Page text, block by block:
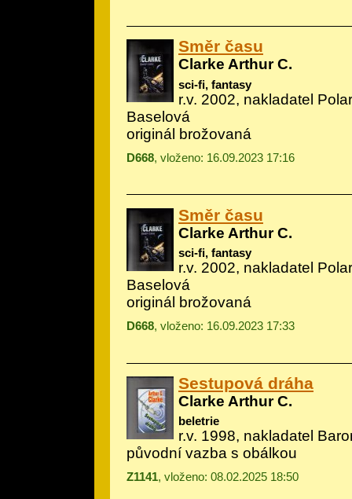
Směr času
Clarke Arthur C.
sci-fi, fantasy
r.v. 2002, nakladatel
Baselová
originál brožovaná
D668, vloženo: 16.09.2023 17:16
Směr času
Clarke Arthur C.
sci-fi, fantasy
r.v. 2002, nakladatel
Baselová
originál brožovaná
D668, vloženo: 16.09.2023 17:33
Sestupová dráha
Clarke Arthur C.
beletrie
r.v. 1998, nakladatel
původní vazba s obálkou
Z1141, vloženo: 08.02.2025 18:50